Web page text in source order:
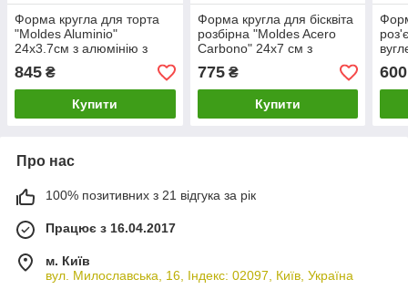
Форма кругла для торта
"Moldes Aluminio"
24х3.7см з алюмінію з
антипригарним покриттям
Lacor
845 ₴
Купити
Форма кругла для бісквіта
розбірна "Moldes Acero
Carbono" 24х7 см з
антипригарним покриттям
Lacor
775₴
Купити
600
Про нас
100% позитивних з 21 відгука за рік
Працює з 16.04.2017
м. Київ
вул. Милославська, 16, Індекс: 02097, Київ, Україна